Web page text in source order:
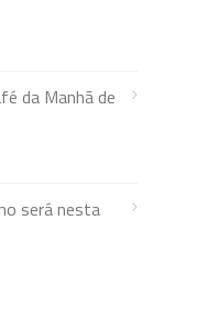
da Manhã de
será nesta